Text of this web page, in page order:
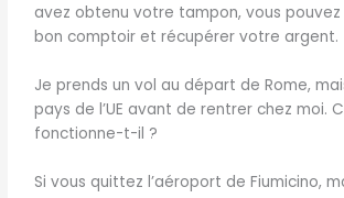
avez obtenu votre tampon, vous pouvez
bon comptoir et récupérer votre argent.
Je prends un vol au départ de Rome,
pays de l’UE avant de rentrer chez moi.
fonctionne-t-il ?
Si vous quittez l’aéroport de Fiumicino,